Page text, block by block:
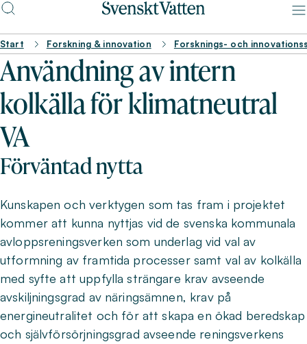
Start Forskning & innovation Forsknings- och
Användning av intern
kolkälla för klimatneutral
VA
Förväntad nytta
Kunskapen och verktygen som tas fram i projektet
kommer att kunna nyttjas vid de svenska kommunala
avloppsreningsverken som underlag vid val av
utformning av framtida processer samt val av kolkälla
med syfte att uppfylla strängare krav avseende
avskiljningsgrad av näringsämnen, krav på
energineutralitet och för att skapa en ökad beredskap
och självförsörjningsgrad avseende reningsverkens